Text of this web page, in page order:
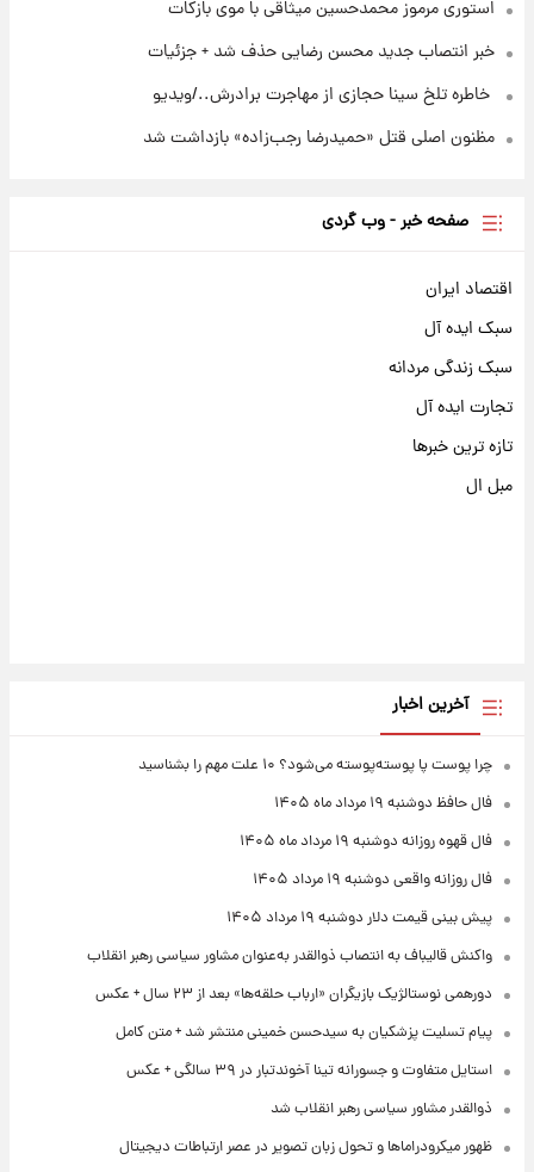
استوری مرموز محمدحسین میثاقی با موی بازکات
خبر انتصاب جدید محسن رضایی حذف شد + جزئیات
⁨ خاطره تلخ سینا حجازی از مهاجرت برادرش../ویدیو
مظنون اصلی قتل «حمیدرضا رجب‌زاده» بازداشت شد
صفحه خبر - وب گردی
اقتصاد ایران
سبک ایده آل
سبک زندگی مردانه
تجارت ایده آل
تازه ترین خبرها
مبل ال
آخرین اخبار
چرا پوست پا پوسته‌پوسته می‌شود؟ ۱۰ علت مهم را بشناسید
فال حافظ دوشنبه ۱۹ مرداد ماه ۱۴۰۵
فال قهوه روزانه دوشنبه ۱۹ مرداد ماه ۱۴۰۵
فال روزانه واقعی دوشنبه ۱۹ مرداد ۱۴۰۵
پیش‌ بینی قیمت دلار دوشنبه ۱۹ مرداد ۱۴۰۵
واکنش قالیباف به انتصاب ذوالقدر به‌عنوان مشاور سیاسی رهبر انقلاب
دورهمی نوستالژیک بازیگران «ارباب حلقه‌ها» بعد از ۲۳ سال + عکس
پیام تسلیت پزشکیان به سیدحسن خمینی منتشر شد + متن کامل
استایل متفاوت و جسورانه تینا آخوندتبار در ۳۹ سالگی + عکس
ذوالقدر مشاور سیاسی رهبر انقلاب شد
ظهور میکرودراماها و تحول زبان تصویر در عصر ارتباطات دیجیتال